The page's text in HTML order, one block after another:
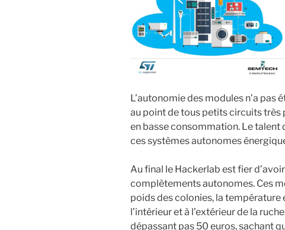
L’autonomie des modules n’a pas
au point de tous petits circuits
en basse consommation. Le talent
ces systèmes autonomes
Au final le Hackerlab est fier
complètements autonomes. Ces
poids des colonies, la température
l’intérieur et à l’extérieur de la
dépassant pas 50 euros, sachant